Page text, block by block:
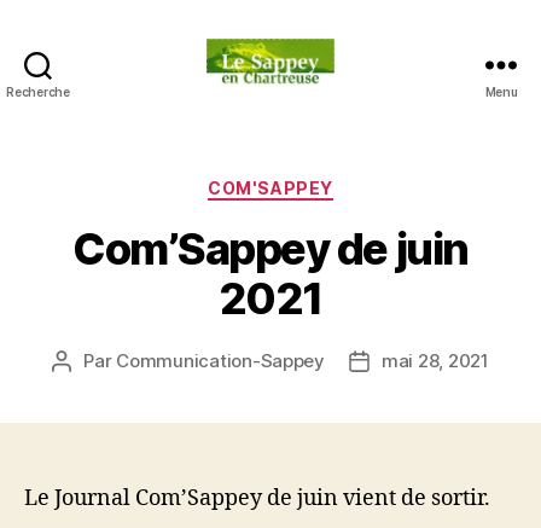
Recherche
en
Chartreuse
Menu
Catégories
COM'SAPPEY
Com’Sappey de juin
2021
Auteur
Par Communication-Sappey
Datemai 28, 2021
Le Journal Com’Sappey de juin vient de sortir.